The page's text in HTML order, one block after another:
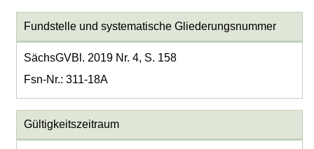
Fundstelle und systematische Gliederungsnummer
SächsGVBl. 2019 Nr. 4, S. 158
Fsn-Nr.: 311-18A
Gültigkeitszeitraum